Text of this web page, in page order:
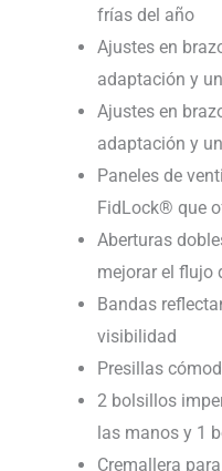
frías del año
Ajustes en
adaptación y
Ajustes en
adaptación y
Paneles de
FidLock® que
Aberturas
mejorar el flujo
Bandas
visibilidad
Presillas
2 bolsillos
las manos y 1
Cremallera